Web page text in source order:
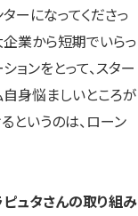
ーになってくださっ
企業から短期でいらっ
ョンをとって、スター
自身悩ましいところが
というのは、ローン
ピュタさんの取り組み